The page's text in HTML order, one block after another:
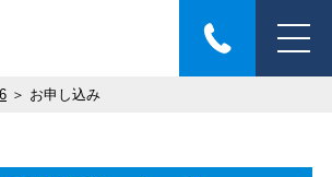
＞ お申し込み